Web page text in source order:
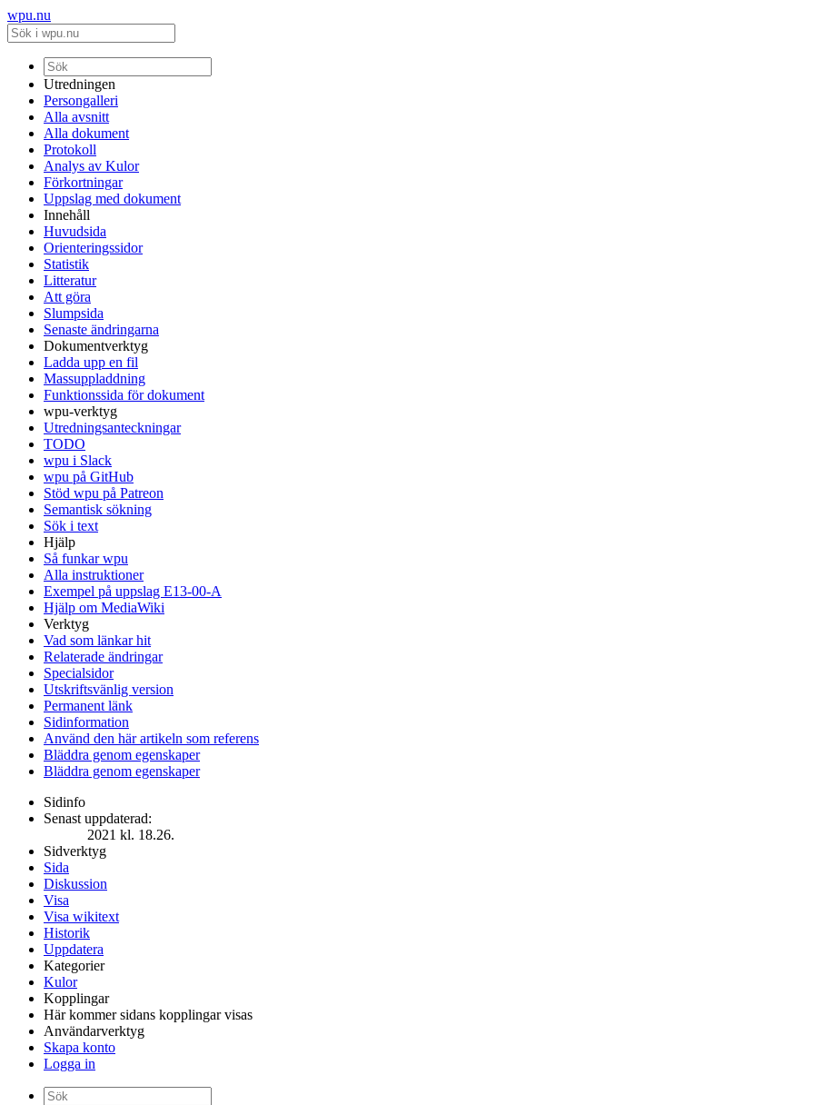
wpu.nu
Utredningen
Persongalleri
Alla avsnitt
Alla dokument
Protokoll
Analys av Kulor
Förkortningar
Uppslag med dokument
Innehåll
Huvudsida
Orienteringssidor
Statistik
Litteratur
Att göra
Slumpsida
Senaste ändringarna
Dokumentverktyg
Ladda upp en fil
Massuppladdning
Funktionssida för dokument
wpu-verktyg
Utredningsanteckningar
TODO
wpu i Slack
wpu på GitHub
Stöd wpu på Patreon
Semantisk sökning
Sök i text
Hjälp
Så funkar wpu
Alla instruktioner
Exempel på uppslag E13-00-A
Hjälp om MediaWiki
Verktyg
Vad som länkar hit
Relaterade ändringar
Specialsidor
Utskriftsvänlig version
Permanent länk
Sidinformation
Använd den här artikeln som referens
Bläddra genom egenskaper
Bläddra genom egenskaper
Sidinfo
Senast uppdaterad:
2021 kl. 18.26.
Sidverktyg
Sida
Diskussion
Visa
Visa wikitext
Historik
Uppdatera
Kategorier
Kulor
Kopplingar
Här kommer sidans kopplingar visas
Användarverktyg
Skapa konto
Logga in